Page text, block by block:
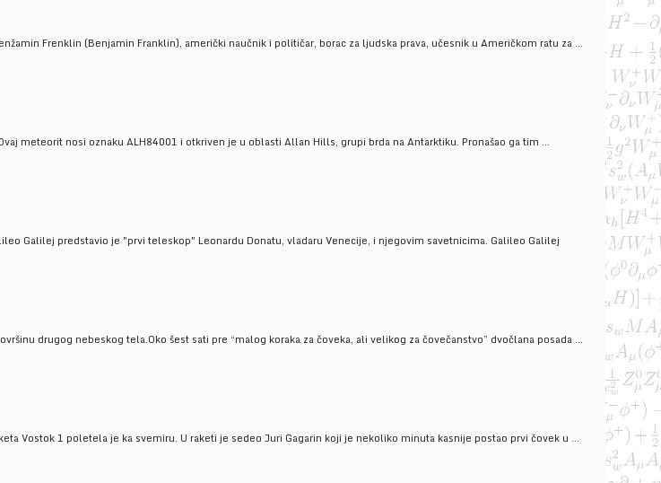
Frenklin (Benjamin Franklin), američki naučnik i političar, borac za ljudska prava, učesnik u Američkom ratu za ...
meteorit nosi oznaku ALH84001 i otkriven je u oblasti Allan Hills, grupi brda na Antarktiku. Pronašao ga tim ...
Galilej predstavio je "prvi teleskop" Leonardu Donatu, vladaru Venecije, i njegovim savetnicima. Galileo Galilej
drugog nebeskog tela.Oko šest sati pre “malog koraka za čoveka, ali velikog za čovečanstvo” dvočlana posada ...
Vostok 1 poletela je ka svemiru. U raketi je sedeo Juri Gagarin koji je nekoliko minuta kasnije postao prvi čovek u ...